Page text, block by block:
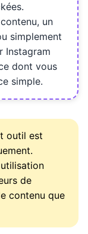
un
simplement
Instagram
dont vous
simple.
outil est
de
contenu que